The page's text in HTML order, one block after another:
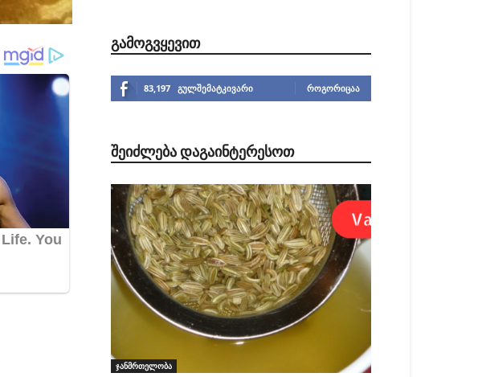
ᲒᲐᲛᲝᲒᲕᲧᲔᲕᲘᲗ
83,197 გულშემატკივარი ᲠᲝᲒᲝᲠᲘᲪᲐᲐ
ᲨᲔᲘᲫᲚᲔᲑᲐ ᲓᲐᲒᲐᲘᲜᲢᲔᲠᲔᲡᲝᲗ
ჯანმრთელობა